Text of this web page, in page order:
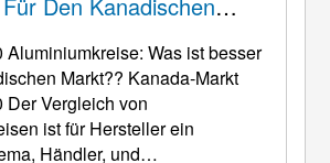
Aluminiumkreise: Was ist besser
Markt?? Kanada-Markt
Der Vergleich von
ist für Hersteller ein
Händler, und